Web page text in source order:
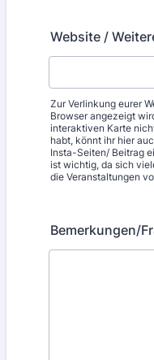
Website /
Zur Verlinkung eurer
Browser angezeigt
interaktiven Karte
habt, könnt ihr hier
Insta-Seiten/ Beitrag
ist wichtig, da sich
die Veranstaltungen
Bemerkungen/